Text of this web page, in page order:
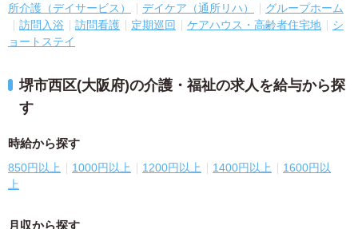
所介護（デイサービス）
デイケア（通所リハ）
グループホーム
訪問入浴
訪問看護 定期巡回 ケアハウス・高齢者住宅地
シ
ョートステイ
堺市西区(大阪府)の介護・福祉の求人を給与から探
す
時給から探す
850円以上 1000円以上 1200円以上 1400円以上
1600円以
上
月収から探す